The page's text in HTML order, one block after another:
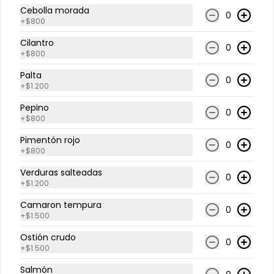
Acompañado con salsa de soya.
-20 % Nigiri Salmón (2 Unidades)
arroz blanco. Acompañado con
-20%
Nigiri Salmon Flameado (2
Lámina de salmón flameado, sobre
Acompañado con salsa de soya.
Cebolla morada
+$800 0
Cilantro
+$800 0
Palta
+$1.200 0
Pepino
+$800 0
Pimentón rojo
+$800 0
Verduras salteadas
+$1.200 0
Camaron tempura
+$1.500 0
Ostión crudo
+$1.500 0
Salmón